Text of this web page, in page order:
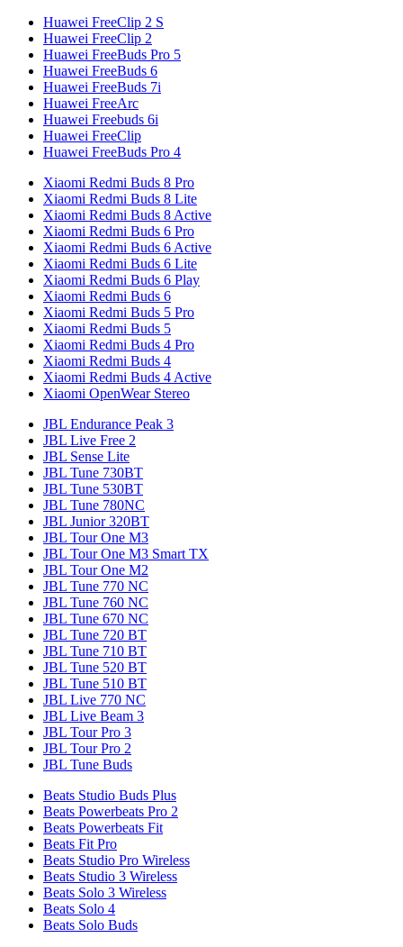
Huawei FreeClip 2 S
Huawei FreeClip 2
Huawei FreeBuds Pro 5
Huawei FreeBuds 6
Huawei FreeBuds 7i
Huawei FreeArc
Huawei Freebuds 6i
Huawei FreeClip
Huawei FreeBuds Pro 4
Xiaomi Redmi Buds 8 Pro
Xiaomi Redmi Buds 8 Lite
Xiaomi Redmi Buds 8 Active
Xiaomi Redmi Buds 6 Pro
Xiaomi Redmi Buds 6 Active
Xiaomi Redmi Buds 6 Lite
Xiaomi Redmi Buds 6 Play
Xiaomi Redmi Buds 6
Xiaomi Redmi Buds 5 Pro
Xiaomi Redmi Buds 5
Xiaomi Redmi Buds 4 Pro
Xiaomi Redmi Buds 4
Xiaomi Redmi Buds 4 Active
Xiaomi OpenWear Stereo
JBL Endurance Peak 3
JBL Live Free 2
JBL Sense Lite
JBL Tune 730BT
JBL Tune 530BT
JBL Tune 780NC
JBL Junior 320BT
JBL Tour One M3
JBL Tour One M3 Smart TX
JBL Tour One M2
JBL Tune 770 NC
JBL Tune 760 NC
JBL Tune 670 NC
JBL Tune 720 BT
JBL Tune 710 BT
JBL Tune 520 BT
JBL Tune 510 BT
JBL Live 770 NC
JBL Live Beam 3
JBL Tour Pro 3
JBL Tour Pro 2
JBL Tune Buds
Beats Studio Buds Plus
Beats Powerbeats Pro 2
Beats Powerbeats Fit
Beats Fit Pro
Beats Studio Pro Wireless
Beats Studio 3 Wireless
Beats Solo 3 Wireless
Beats Solo 4
Beats Solo Buds